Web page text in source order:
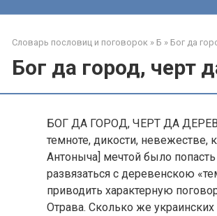
Словарь пословиц и поговорок » Б » Бог да
Бог да город, черт
БОГ ДА ГОРОД, ЧЕРТ ДА
темноте, дикости, невежестве,
Антоныча] мечтой было
развязаться с деревенскою
приводить характерную
Отрава. Сколько же